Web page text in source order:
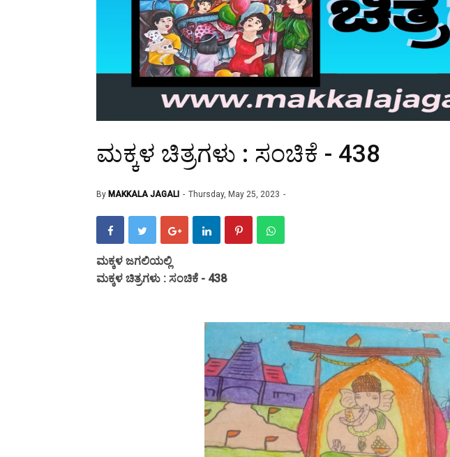
ಮಕ್ಕಳ ಚಿತ್ರಗಳು : ಸಂಚಿಕೆ - 438
By MAKKALA JAGALI Thursday, May 25, 2023
ಮಕ್ಕಳ ಜಗಲಿಯಲ್ಲಿ
ಮಕ್ಕಳ ಚಿತ್ರಗಳು : ಸಂಚಿಕೆ - 438